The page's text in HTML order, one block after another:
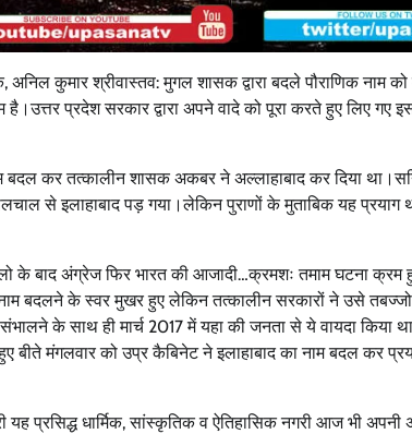
अनिल कुमार श्रीवास्तव: मुगल शासक द्वारा बदले पौराणिक नाम
है।उत्तर प्रदेश सरकार द्वारा अपने वादे को पूरा करते हुए लिए
बदल कर तत्कालीन शासक अकबर ने अल्लाहाबाद कर दिया
से इलाहाबाद पड़ गया।लेकिन पुराणों के मुताबिक यह प्रयाग
के बाद अंग्रेज फिर भारत की आजादी…क्रमशः तमाम घटना
बदलने के स्वर मुखर हुए लेकिन तत्कालीन सरकारों ने उसे
के साथ ही मार्च 2017 में यहा की जनता से ये वायदा किया
बीते मंगलवार को उप्र कैबिनेट ने इलाहाबाद का नाम बदल कर
प्रसिद्ध धार्मिक, सांस्कृतिक व ऐतिहासिक नगरी आज भी